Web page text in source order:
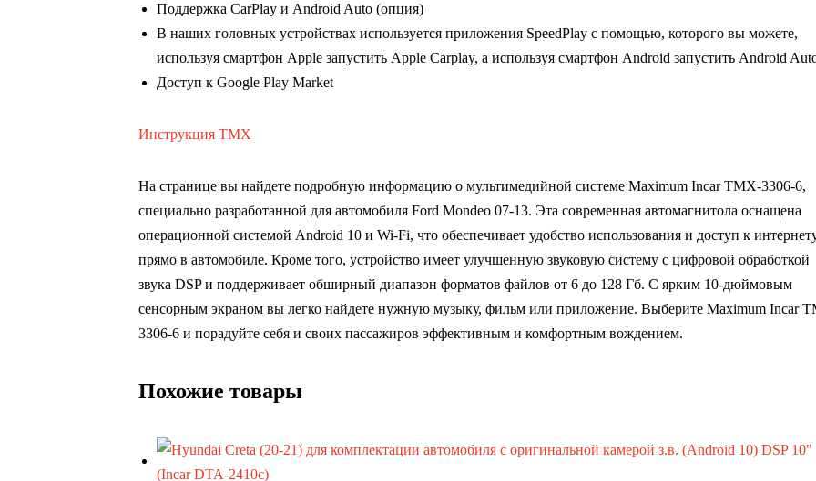
Поддержка CarPlay и Android Auto (опция)
В наших головных устройствах используется приложения SpeedPlay с помощью, которого вы можете,
используя смартфон Apple запустить Apple Carplay, а используя смартфон Android запустить Android
Доступ к Google Play Market
Инструкция TMX
На странице вы найдете подробную информацию о мультимедийной системе Maximum Incar TMX-3306-6,
специально разработанной для автомобиля Ford Mondeo 07-13. Эта современная автомагнитола оснащена
операционной системой Android 10 и Wi-Fi, что обеспечивает удобство использования и доступ к
прямо в автомобиле. Кроме того, устройство имеет улучшенную звуковую систему с цифровой обработкой
звука DSP и поддерживает обширный диапазон форматов файлов от 6 до 128 Гб. С ярким 10-дюймовым
сенсорным экраном вы легко найдете нужную музыку, фильм или приложение. Выберите Maximum Incar
3306-6 и порадуйте себя и своих пассажиров эффективным и комфортным вождением.
Похожие товары